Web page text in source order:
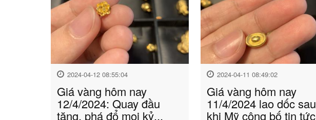
2024-04-12 08:55:04
Giá vàng hôm nay
12/4/2024: Quay đầu
tăng, phá đổ mọi kỷ...
2024-04-11 08:49:02
Giá vàng hôm nay
11/4/2024 lao dốc sau
khi Mỹ công bố tin tức